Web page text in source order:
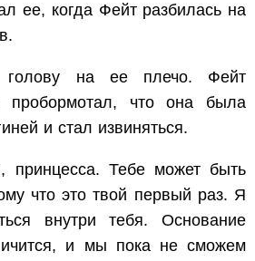
ее, когда Фейт разбилась на
голову на ее плечо. Фейт
что она была
и стал извиняться.
Тебе может быть
что это твой первый раз. Я
внутри тебя. Основание
и мы пока не сможем